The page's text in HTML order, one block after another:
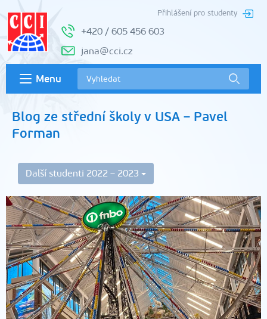
Přihlášení pro studenty
+420 / 605 456 603
jana@cci.cz
Menu
Blog ze střední školy v USA – Pavel
Forman
Další studenti 2022 – 2023